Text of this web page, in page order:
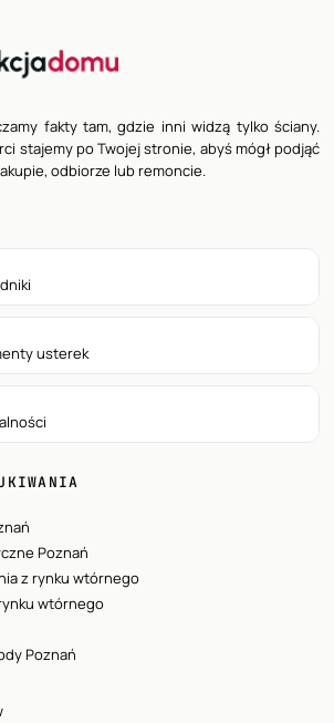
fakty tam, gdzie inni widzą tylko ściany.
stajemy po Twojej stronie, abyś mógł podjąć
odbiorze lub remoncie.
usterek
Poznań
z rynku wtórnego
wtórnego
Poznań